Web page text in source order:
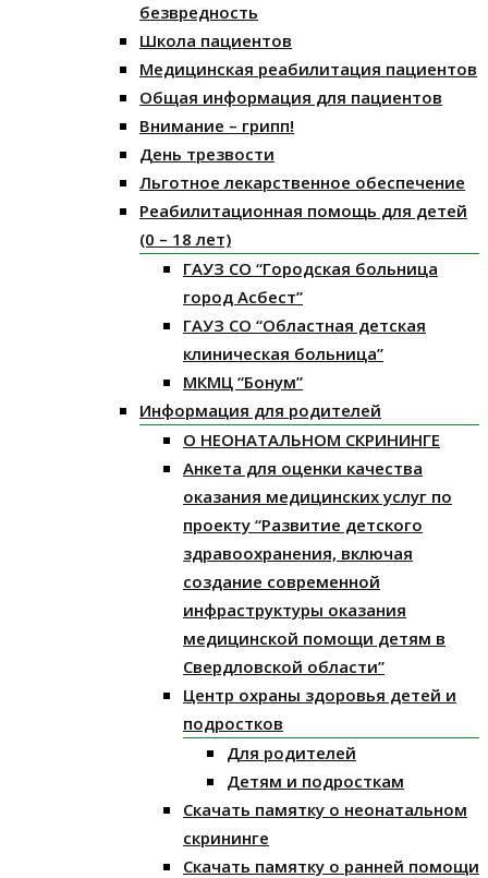
безвредность
Школа пациентов
Медицинская реабилитация пациентов
Общая информация для пациентов
Внимание – грипп!
День трезвости
Льготное лекарственное обеспечение
Реабилитационная помощь для детей
(0 – 18 лет)
ГАУЗ СО “Городская больница
город Асбест”
ГАУЗ СО “Областная детская
клиническая больница”
МКМЦ “Бонум”
Информация для родителей
О НЕОНАТАЛЬНОМ СКРИНИНГЕ
Анкета для оценки качества
оказания медицинских услуг по
проекту “Развитие детского
здравоохранения, включая
создание современной
инфраструктуры оказания
медицинской помощи детям в
Свердловской области”
Центр охраны здоровья детей и
подростков
Для родителей
Детям и подросткам
Скачать памятку о неонатальном
скрининге
Скачать памятку о ранней помощи